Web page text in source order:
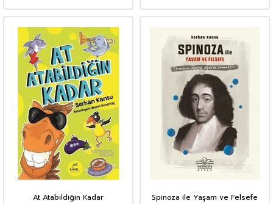
At Atabildiğin Kadar Spinoza ile Yaşam ve Felsefe